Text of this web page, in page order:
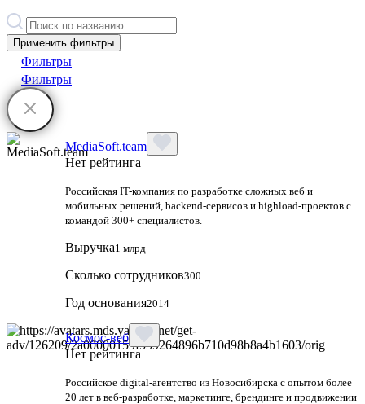
Применить фильтры
Фильтры
Фильтры
MediaSoft.team
Нет рейтинга
Российская IT-компания по разработке сложных веб и
мобильных решений, backend-сервисов и highload-проектов с
командой 300+ специалистов.
Выручка1 млрд
Сколько сотрудников300
Год основания2014
Космос-веб
Нет рейтинга
Российское digital-агентство из Новосибирска с опытом более
20 лет в веб-разработке, маркетинге, брендинге и продвижении